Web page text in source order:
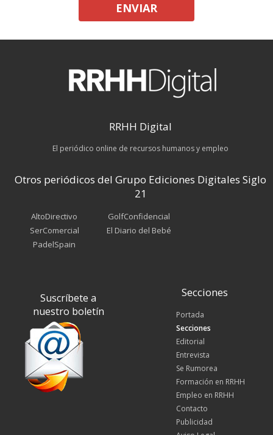
ENVIAR
RRHH Digital
El periódico online de recursos humanos y empleo
Otros periódicos del Grupo Ediciones Digitales Siglo
21
AltoDirectivo
SerComercial
PadelSpain
GolfConfidencial
El Diario del Bebé
Suscríbete a
nuestro boletín
Secciones
Portada
Secciones
Editorial
Entrevista
Se Rumorea
Formación en RRHH
Empleo en RRHH
Contacto
Publicidad